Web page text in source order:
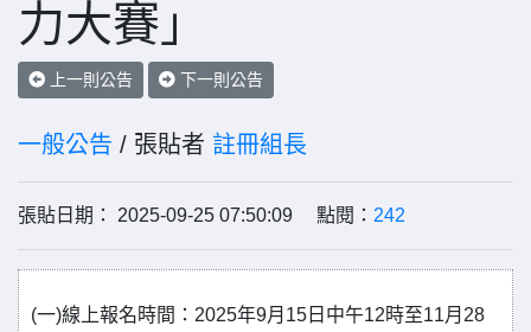
力大賽」
上一則公告 下一則公告
一般公告 / 張貼者 註冊組長
張貼日期： 2025-09-25 07:50:09 點閱： 242
(一)線上報名時間：2025年9月15日中午12時至11月28